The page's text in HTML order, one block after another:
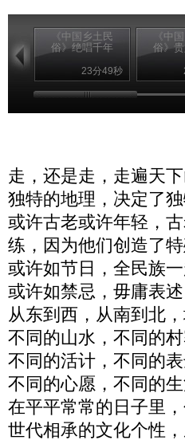
《中国乡土民
俗》绝唱千年
23分49秒
《中
俗》
走，还是走，走遍天
独特的地理，决定了
或许古老或许年轻，
练，因为他们创造了
或许如节日，全民族
或许如禁忌，毋庸表
从东到西，从南到北
不同的山水，不同的
不同的活计，不同的
不同的心愿，不同的
在平平常常的日子里
世代相承的文化个性